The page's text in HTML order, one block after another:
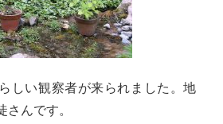
しい観察者が来られました。地
さんです。